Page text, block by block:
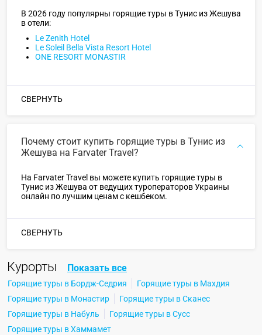
В 2026 году популярны горящие туры в Тунис из Жешува
в отели:
Le Zenith Hotel
Le Soleil Bella Vista Resort Hotel
ONE RESORT MONASTIR
СВЕРНУТЬ
Почему стоит купить горящие туры в Тунис из
Жешува на Farvater Travel?
На Farvater Travel вы можете купить горящие туры в
Тунис из Жешува от ведущих туроператоров Украины
онлайн по лучшим ценам с кешбеком.
СВЕРНУТЬ
Курорты Показать все
Горящие туры в Бордж-Седрия
Горящие туры в Махдия
Горящие туры в Монастир
Горящие туры в Сканес
Горящие туры в Набуль
Горящие туры в Сусс
Горящие туры в Хаммамет